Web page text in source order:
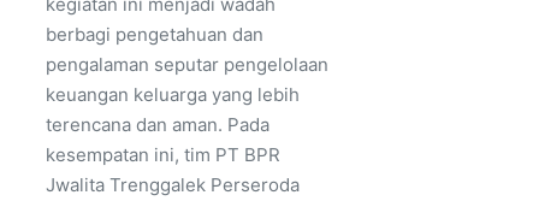
berbagi pengetahuan dan
pengalaman seputar pengelolaan
keuangan keluarga yang lebih
terencana dan aman. Pada
kesempatan ini, tim PT BPR
Jwalita Trenggalek Perseroda